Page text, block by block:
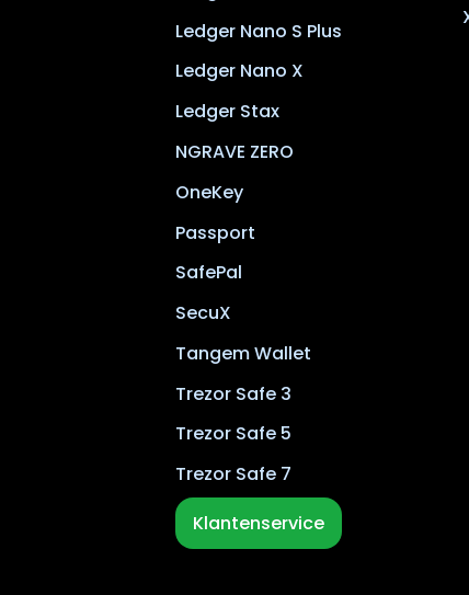
Ledger Nano S Plus
Ledger Nano X
Ledger Stax
NGRAVE ZERO
OneKey
Passport
SafePal
SecuX
Tangem Wallet
Trezor Safe 3
Trezor Safe 5
Trezor Safe 7
Klantenservice